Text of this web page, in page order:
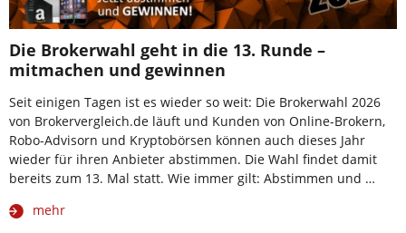
Die Brokerwahl geht in die 13. Runde –
mitmachen und gewinnen
Seit einigen Tagen ist es wieder so weit: Die Brokerwahl 2026
von Brokervergleich.de läuft und Kunden von Online-Brokern,
Robo-Advisorn und Kryptobörsen können auch dieses Jahr
wieder für ihren Anbieter abstimmen. Die Wahl findet damit
bereits zum 13. Mal statt. Wie immer gilt: Abstimmen und …
mehr